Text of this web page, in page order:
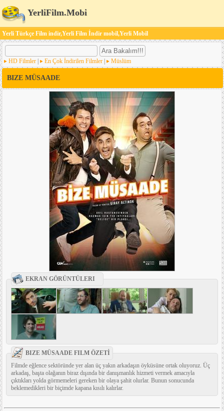
YerliFilm.Mobi
Yerli Türkçe Film indir,Yerli Film İndir mobil,Yerli Mobil
HD Filmler En Çok İndirilen Filmler Müslüm
BIZE MÜSAADE
EKRAN GÖRÜNTÜLERI
BIZE MÜSAADE FILM ÖZETİ
Filmde eğlence sektöründe yer alan üç yakın arkadaşın öyküsüne ortak oluyoruz. Üç
arkadaş, başta olağanın biraz dışında bir danışmanlık hizmeti vermek amacıyla
çıktıkları yolda görmemeleri gereken bir olaya şahit olurlar. Bunun sonucunda
beklemedikleri bir biçimde kapana kısılı kalırlar.